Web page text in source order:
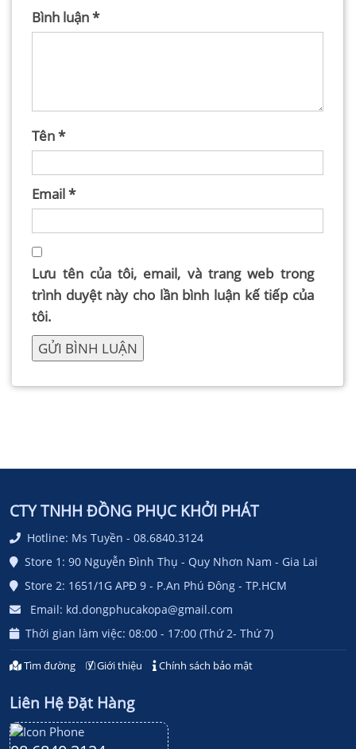
Bình luận*
Tên*
Email*
Lưu tên của tôi, email, và trang web trong
trình duyệt này cho lần bình luận kế tiếp của
tôi.
CTY TNHH ĐỒNG PHỤC KHỞI PHÁT
Hotline: Ms Tuyền - 08.6840.3124
Store 1: 90 Nguyễn Đình Thụ - Quy Nhơn Nam - Gia Lai
Store 2: 1651/1G APĐ 9 - P.An Phú Đông - TP.HCM
Email: kd.dongphucakopa@gmail.com
Thời gian làm việc: 08:00 - 17:00 (Thứ 2- Thứ 7)
Tìm đường Giới thiệu Chính sách bảo mật
Liên Hệ Đặt Hàng